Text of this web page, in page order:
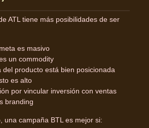
ATL tiene más posibilidades de ser
es masivo
un commodity
del producto está bien posicionada
es alto
por vincular inversión con ventas
branding
una campaña BTL es mejor si: